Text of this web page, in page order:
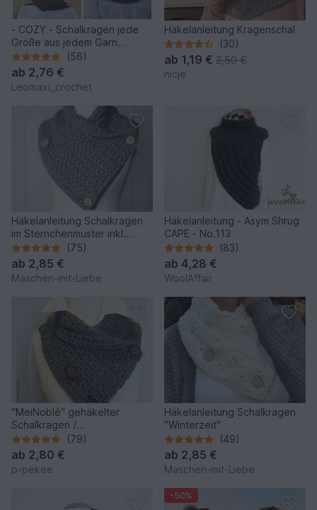
- COZY - Schalkragen jede
Größe aus jedem Garn
häkeln, Schlauchschal zum
Überziehen ab Kleinkinder bis
Erwachsene unisex
(56)
ab 2,76 €
Leomaxi_crochet
Häkelanleitung Kragenschal
(30)
ab 1,19 € 2,50 €
nicje
Häkelanleitung Schalkragen
im Sternchenmuster inkl.
Bilder!
(75)
ab 2,85 €
Maschen-mit-Liebe
Häkelanleitung - Asym Shrug
CAPE - No.113
(83)
ab 4,28 €
WoolAffair
"MeiNoblé" gehäkelter
Schalkragen /
Halsschmeichler
(79)
ab 2,80 €
p-pekee
Häkelanleitung Schalkragen
"Winterzeit"
(49)
ab 2,85 €
Maschen-mit-Liebe
-50%